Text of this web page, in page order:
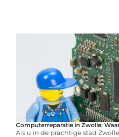
Computerreparatie in Zwolle:
Als u in de prachtige stad